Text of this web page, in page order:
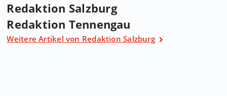
Redaktion Salzburg
Redaktion Tennengau
Weitere Artikel von Redaktion Salzburg